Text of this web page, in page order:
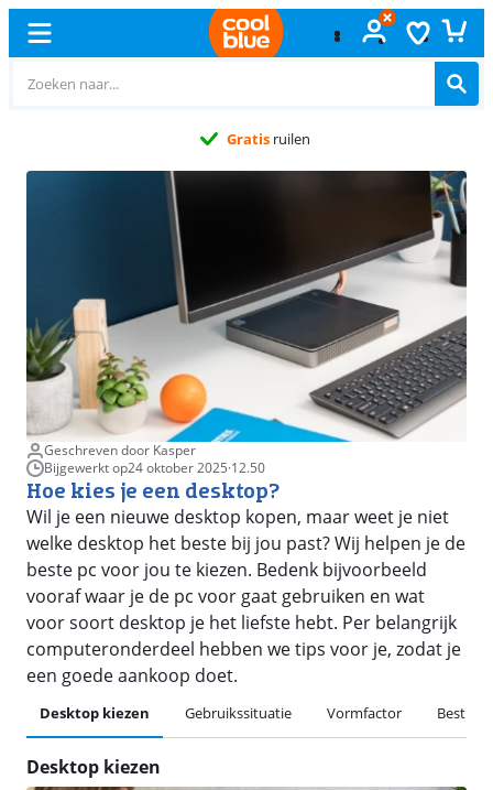
Gratis ruilen
Geschreven door Kasper
Bijgewerkt op24 oktober 2025·12.50
Hoe kies je een desktop?
Wil je een nieuwe desktop kopen, maar weet je niet
welke desktop het beste bij jou past? Wij helpen je de
beste pc voor jou te kiezen. Bedenk bijvoorbeeld
vooraf waar je de pc voor gaat gebruiken en wat
voor soort desktop je het liefste hebt. Per belangrijk
computeronderdeel hebben we tips voor je, zodat je
een goede aankoop doet.
Desktop kiezen Gebruikssituatie Vormfactor
Desktop kiezen